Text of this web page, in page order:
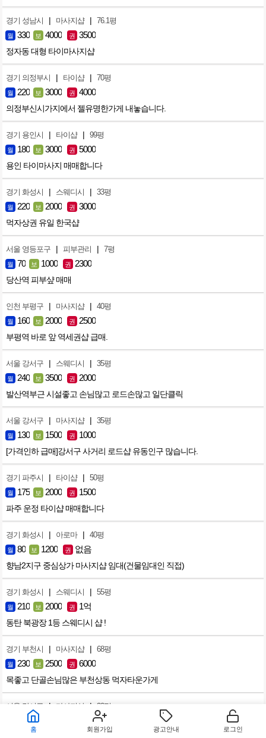
경기 성남시 | 마사지샵 | 76.1평
월 330 보 4000 권 3500
정자동 대형 타이마사지샵
경기 의정부시 | 타이샵 | 70평
월 220 보 3000 권 4000
의정부신시가지에서 젤유명한가게 내놓습니다.
경기 용인시 | 타이샵 | 99평
월 180 보 3000 권 5000
용인 타이마사지 매매합니다
경기 화성시 | 스웨디시 | 33평
월 220 보 2000 권 3000
먹자상권 유일 한국샵
서울 영등포구 | 피부관리 | 7평
월 70 보 1000 권 2300
당산역 피부샾 매매
인천 부평구 | 마사지샵 | 40평
월 160 보 2000 권 2500
부평역 바로 앞 역세권샵 급매.
서울 강서구 | 스웨디시 | 35평
월 240 보 3500 권 2000
발산역부근 시설좋고 손님많고 로드손많고 일단클릭
서울 강서구 | 마사지샵 | 35평
월 130 보 1500 권 1000
[가격인하 급매]강서구 사거리 로드샵 유동인구 많습니다.
경기 파주시 | 타이샵 | 50평
월 175 보 2000 권 1500
파주 운정 타이샵 매매합니다
경기 화성시 | 아로마 | 40평
월 80 보 1200 권 없음
향남2지구 중심상가 마사지샵 임대(건물임대인 직접)
경기 화성시 | 스웨디시 | 55평
월 210 보 2000 권 1억
동탄 북광장 1등 스웨디시 샵 !
경기 부천시 | 마사지샵 | 68평
월 230 보 2500 권 6000
목좋고 단골손님많은 부천상동 먹자타운가게
서울 강서구 | 마사지샵 | 30평
170 보 1500
홈 회원가입 광고안내 로그인